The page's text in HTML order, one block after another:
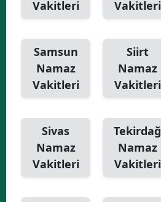
Vakitleri Vakitleri
Samsun
Namaz
Vakitleri
Siirt
Namaz
Vakitleri
Sivas
Namaz
Vakitleri
Tekirdağ
Namaz
Vakitleri